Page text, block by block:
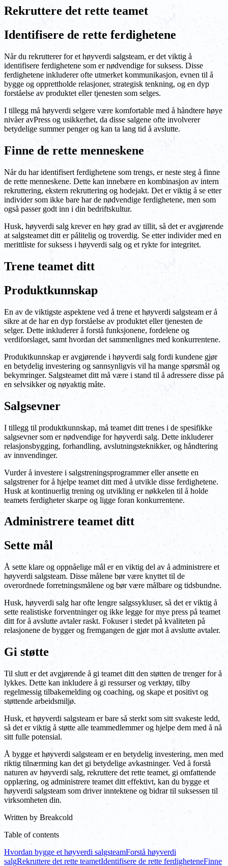
Rekruttere det rette teamet
Identifisere de rette ferdighetene
Når du rekrutterer for et høyverdi salgsteam, er det viktig å
identifisere ferdighetene som er nødvendige for suksess. Disse
ferdighetene inkluderer ofte utmerket kommunikasjon, evnen til å
bygge og opprettholde relasjoner, strategisk tenkning, og en dyp
forståelse av produktet eller tjenesten som selges.
I tillegg må høyverdi selgere være komfortable med å håndtere høye
nivåer avPress og usikkerhet, da disse salgene ofte involverer
betydelige summer penger og kan ta lang tid å avslutte.
Finne de rette menneskene
Når du har identifisert ferdighetene som trengs, er neste steg å finne
de rette menneskene. Dette kan innebære en kombinasjon av intern
rekruttering, ekstern rekruttering og hodejakt. Det er viktig å se etter
individer som ikke bare har de nødvendige ferdighetene, men som
også passer godt inn i din bedriftskultur.
Husk, høyverdi salg krever en høy grad av tillit, så det er avgjørende
at salgsteamet ditt er pålitelig og troverdig. Se etter individer med en
merittliste for suksess i høyverdi salg og et rykte for integritet.
Trene teamet ditt
Produktkunnskap
En av de viktigste aspektene ved å trene et høyverdi salgsteam er å
sikre at de har en dyp forståelse av produktet eller tjenesten de
selger. Dette inkluderer å forstå funksjonene, fordelene og
verdiforslaget, samt hvordan det sammenlignes med konkurrentene.
Produktkunnskap er avgjørende i høyverdi salg fordi kundene gjør
en betydelig investering og sannsynligvis vil ha mange spørsmål og
bekymringer. Salgsteamet ditt må være i stand til å adressere disse på
en selvsikker og nøyaktig måte.
Salgsevner
I tillegg til produktkunnskap, må teamet ditt trenes i de spesifikke
salgsevner som er nødvendige for høyverdi salg. Dette inkluderer
relasjonsbygging, forhandling, avslutningsteknikker, og håndtering
av innvendinger.
Vurder å investere i salgstreningsprogrammer eller ansette en
salgstrener for å hjelpe teamet ditt med å utvikle disse ferdighetene.
Husk at kontinuerlig trening og utvikling er nøkkelen til å holde
teamets ferdigheter skarpe og ligge foran konkurrentene.
Administrere teamet ditt
Sette mål
Å sette klare og oppnåelige mål er en viktig del av å administrere et
høyverdi salgsteam. Disse målene bør være knyttet til de
overordnede forretningsmålene og bør være målbare og tidsbundne.
Husk, høyverdi salg har ofte lengre salgssykluser, så det er viktig å
sette realistiske forventninger og ikke legge for mye press på teamet
ditt for å avslutte avtaler raskt. Fokuser i stedet på kvaliteten på
relasjonene de bygger og fremgangen de gjør mot å avslutte avtaler.
Gi støtte
Til slutt er det avgjørende å gi teamet ditt den støtten de trenger for å
lykkes. Dette kan inkludere å gi ressurser og verktøy, tilby
regelmessig tilbakemelding og coaching, og skape et positivt og
støttende arbeidsmiljø.
Husk, et høyverdi salgsteam er bare så sterkt som sitt svakeste ledd,
så det er viktig å støtte alle teammedlemmer og hjelpe dem med å nå
sitt fulle potensial.
Å bygge et høyverdi salgsteam er en betydelig investering, men med
riktig tilnærming kan det gi betydelige avkastninger. Ved å forstå
naturen av høyverdi salg, rekruttere det rette teamet, gi omfattende
opplæring, og administrere teamet ditt effektivt, kan du bygge et
høyverdi salgsteam som driver inntektene og bidrar til suksessen til
virksomheten din.
Written by Breakcold
Table of contents
Hvordan bygge et høyverdi salgsteamForstå høyverdi
salgRekruttere det rette teametIdentifisere de rette ferdigheteneFinne